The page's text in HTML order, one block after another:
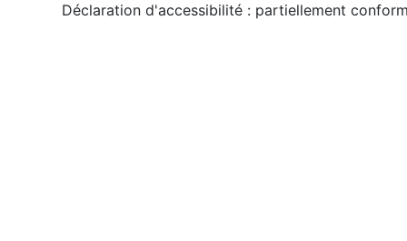
Déclaration d'accessibilité : partiellement